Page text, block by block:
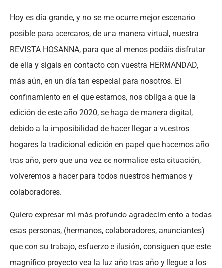
Hoy es día grande, y no se me ocurre mejor escenario
posible para acercaros, de una manera virtual, nuestra
REVISTA HOSANNA, para que al menos podáis disfrutar
de ella y sigais en contacto con vuestra HERMANDAD,
más aún, en un día tan especial para nosotros. El
confinamiento en el que estamos, nos obliga a que la
edición de este año 2020, se haga de manera digital,
debido a la imposibilidad de hacer llegar a vuestros
hogares la tradicional edición en papel que hacemos año
tras año, pero que una vez se normalice esta situación,
volveremos a hacer para todos nuestros hermanos y
colaboradores.
Quiero expresar mi más profundo agradecimiento a todas
esas personas, (hermanos, colaboradores, anunciantes)
que con su trabajo, esfuerzo e ilusión, consiguen que este
magnífico proyecto vea la luz año tras año y llegue a los